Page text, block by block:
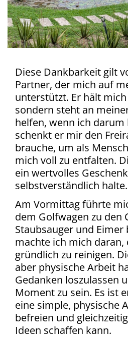
Diese Dankbarkeit gilt
Partner, der mich auf
unterstützt. Er hält
sondern steht an
helfen, wenn ich
schenkt er mir den
brauche, um als
mich voll zu entfalten.
ein wertvolles
selbstverständlich halte.
Am Vormittag führte
dem Golfwagen zu den
Staubsauger und Eimer
machte ich mich daran,
gründlich zu reinigen.
aber physische Arbeit
Gedanken loszulassen
Moment zu sein. Es ist
eine simple, physische
befreien und
Ideen schaffen kann.